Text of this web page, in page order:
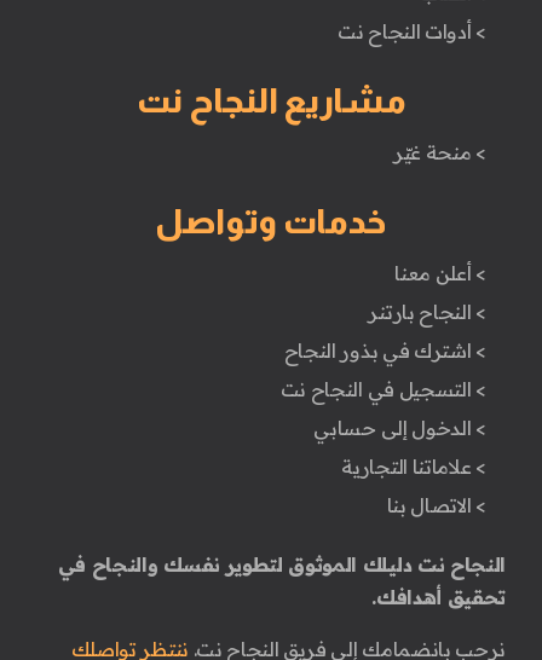
> أدوات النجاح نت
مشاريع النجاح نت
> منحة غيّر
خدمات وتواصل
> أعلن معنا
> النجاح بارتنر
> اشترك في بذور النجاح
> التسجيل في النجاح نت
> الدخول إلى حسابي
> علاماتنا التجارية
> الاتصال بنا
النجاح نت دليلك الموثوق لتطوير نفسك والنجاح في
تحقيق أهدافك.
نرحب بانضمامك إلى فريق النجاح نت. ننتظر تواصلك